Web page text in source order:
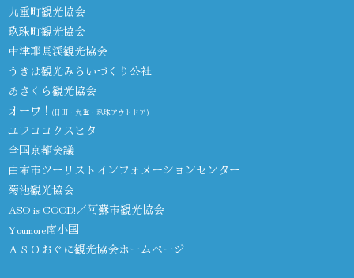
九重町観光協会
玖珠町観光協会
中津耶馬渓観光協会
うきは観光みらいづくり公社
あさくら観光協会
オーワ！ (日田・九重・玖珠アウトドア)
ユフココクスヒタ
全国京都会議
由布市ツーリストインフォメーションセンター
菊池観光協会
ASO is GOOD!／阿蘇市観光協会
Youmore南小国
ＡＳＯおぐに観光協会ホームページ